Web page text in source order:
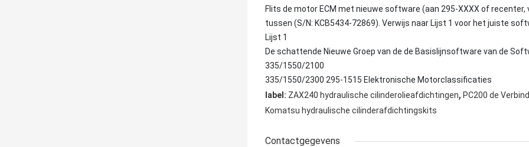
Flits de motor ECM met nieuwe software (aan 295-XXXX of
tussen (S/N: KCB5434-72869). Verwijs naar Lijst 1 voor het juiste
Lijst 1
De schattende Nieuwe Groep van de de Basislijnsoftware van de
335/1550/2100
335/1550/2300 295-1515 Elektronische Motorclassificaties
label: ZAX240 hydraulische cilinderolieafdichtingen, PC200 de
Komatsu hydraulische cilinderafdichtingskits
Contactgegevens